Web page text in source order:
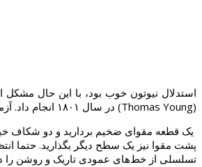
استدلال نیوتون خوب بود، با این حال
(Thomas Young) در سال ۱۸۰۱ انجام داد. آزمایش شکاف‌های یانگ از آن آزمایش‌هایی است که هرکسی می‌تواند در خانه انجام دهد.
یک قطعه مقوای ضخیم بردارید و دو شکاف
پشت مقوا نیز یک سطح دیگر بگذارید. حتما
تسلسلی از خط‌های عمودی تاریک و روشن را